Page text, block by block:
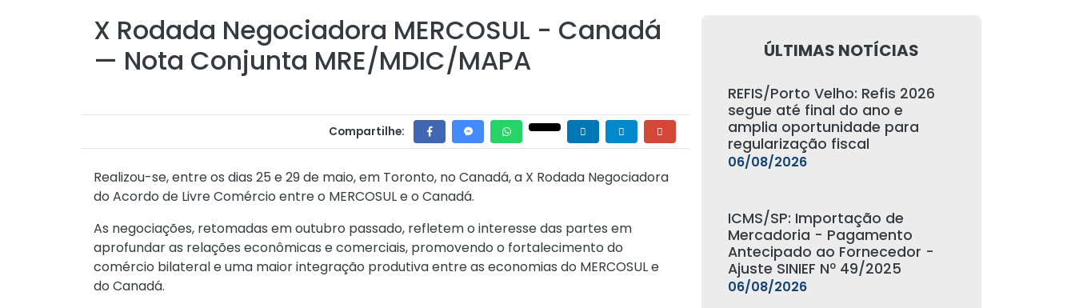
X Rodada Negociadora MERCOSUL - Canadá
— Nota Conjunta MRE/MDIC/MAPA
Compartilhe:
Realizou-se, entre os dias 25 e 29 de maio, em Toronto, no Canadá, a X Rodada Negociadora
do Acordo de Livre Comércio entre o MERCOSUL e o Canadá.
As negociações, retomadas em outubro passado, refletem o interesse das partes em
aprofundar as relações econômicas e comerciais, promovendo o fortalecimento do
comércio bilateral e uma maior integração produtiva entre as economias do MERCOSUL e
do Canadá.
ÚLTIMAS NOTÍCIAS
REFIS/Porto Velho: Refis 2026
segue até final do ano e
amplia oportunidade para
regularização fiscal
06/08/2026
ICMS/SP: Importação de
Mercadoria - Pagamento
Antecipado ao Fornecedor -
Ajuste SINIEF Nº 49/2025
06/08/2026